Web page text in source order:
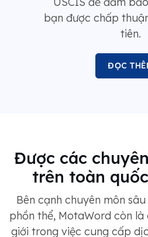
bạn được chấp
tiên.
ĐỌC
Được các
trên toàn
Bên cạnh chuyên môn
phồn thể, MotaWord còn
giới trong việc cung cấp